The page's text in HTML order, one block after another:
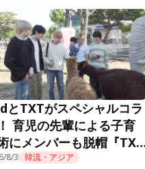
とTXTがスペシャルコラ
育児の先輩による子育
にメンバーも脱帽『TXT
児日記』第10話
8/3 韓流・アジア